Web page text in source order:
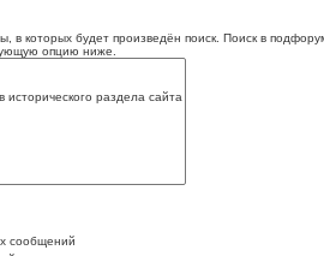
которых будет произведён поиск. Поиск в
опцию ниже.
сообщений